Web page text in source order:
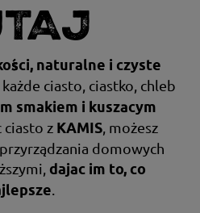
naturalne i czyste
ciasto, ciastko, chleb
smakiem i kuszącym
ciasto z KAMIS , możesz
domowych
dając im to, co